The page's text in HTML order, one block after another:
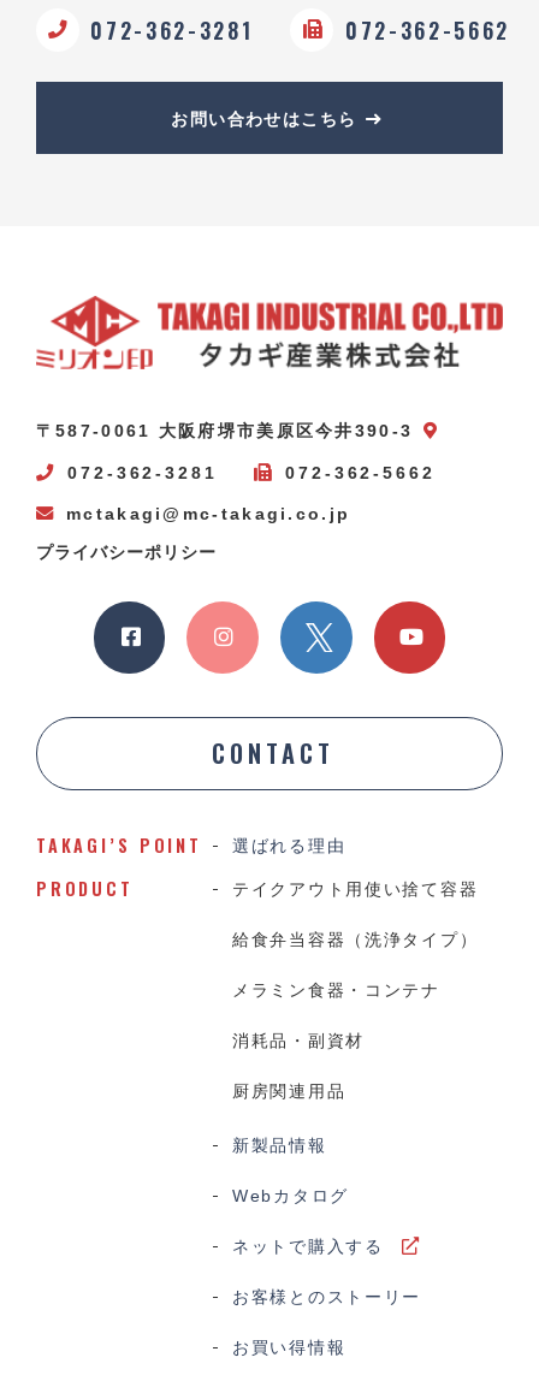
072-362-3281 072-362-5662
お問い合わせはこちら
〒587-0061 大阪府堺市美原区今井390-3
072-362-3281 072-362-5662
mctakagi@mc-takagi.co.jp
プライバシーポリシー
CONTACT
TAKAGI’S POINT 選ばれる理由
PRODUCT テイクアウト用使い捨て容器
給食弁当容器（洗浄タイプ）
メラミン食器・コンテナ
消耗品・副資材
厨房関連用品
新製品情報
Webカタログ
ネットで購入する
お客様とのストーリー
お買い得情報